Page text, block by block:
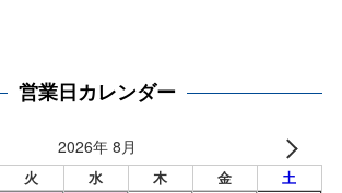
営業日カレンダー
2026年 8月
火 水 木 金 土